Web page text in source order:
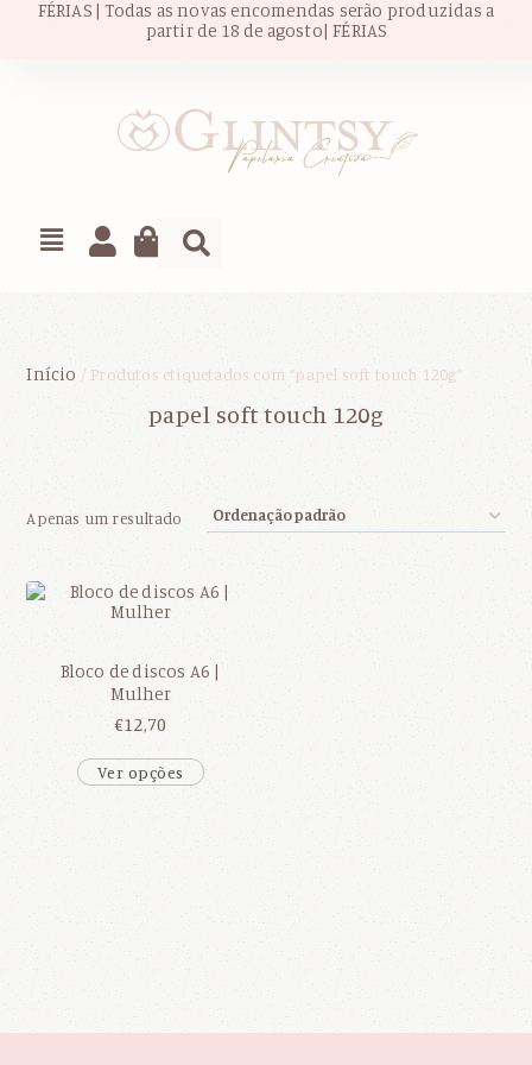
FÉRIAS | Todas as novas encomendas serão produzidas a
partir de 18 de agosto| FÉRIAS
Início / Produtos etiquetados com “papel soft touch 120g”
papel soft touch 120g
Apenas um resultado
Bloco de discos A6 |
Mulher
€12,70
Ver opções